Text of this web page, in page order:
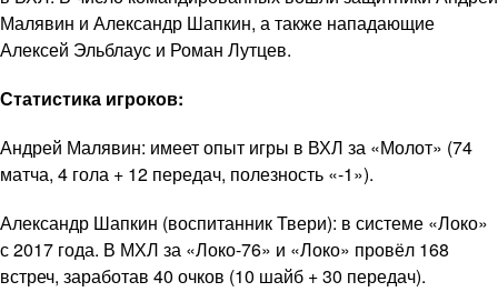
Малявин и Александр Шапкин, а также нападающие
Алексей Эльблаус и Роман Лутцев.
Статистика игроков:
Андрей Малявин: имеет опыт игры в ВХЛ за «Молот» (74
матча, 4 гола + 12 передач, полезность «-1»).
Александр Шапкин (воспитанник Твери): в системе «Локо»
с 2017 года. В МХЛ за «Локо-76» и «Локо» провёл 168
встреч, заработав 40 очков (10 шайб + 30 передач).